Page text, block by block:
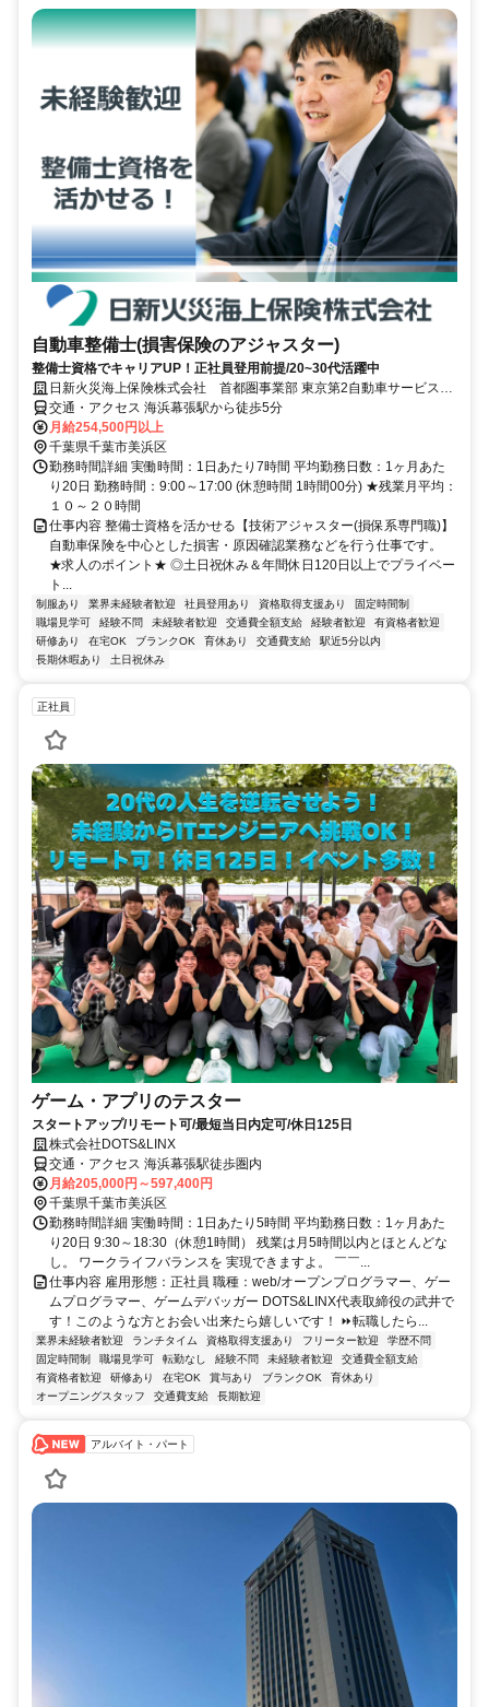
自動車整備士(損害保険のアジャスター)
整備士資格でキャリアUP！正社員登用前提/20~30代活躍中
日新火災海上保険株式会社 首都圏事業部 東京第2自動車サービスグ
ループ 千葉サービスセンター
交通・アクセス 海浜幕張駅から徒歩5分
月給254,500円以上
千葉県千葉市美浜区
勤務時間詳細 実働時間：1日あたり7時間 平均勤務日数：1ヶ月あた
り20日 勤務時間：9:00～17:00 (休憩時間 1時間00分) ★残業月平均：
１０～２０時間
仕事内容 整備士資格を活かせる【技術アジャスター(損保系専門職)】
自動車保険を中心とした損害・原因確認業務などを行う仕事です。
★求人のポイント★ ◎土日祝休み＆年間休日120日以上でプライベー
ト...
制服あり 業界未経験者歓迎 社員登用あり 資格取得支援あり
固定時間制
職場見学可
経験不問 未経験者歓迎 交通費全額支給 経験者歓迎
有資格者歓迎
研修あり
在宅OK ブランクOK 育休あり 交通費支給
駅近5分以内
長期休暇あり
土日祝休み
正社員
ゲーム・アプリのテスター
スタートアップ/リモート可/最短当日内定可/休日125日
株式会社DOTS&LINX
交通・アクセス 海浜幕張駅徒歩圏内
月給205,000円～597,400円
千葉県千葉市美浜区
勤務時間詳細 実働時間：1日あたり5時間 平均勤務日数：1ヶ月あた
り20日 9:30～18:30（休憩1時間） 残業は月5時間以内とほとんどな
し。 ワークライフバランスを 実現できますよ。 ￣￣...
仕事内容 雇用形態：正社員 職種：web/オープンプログラマー、ゲー
ムプログラマー、ゲームデバッガー DOTS&LINX代表取締役の武井で
す！このような方とお会い出来たら嬉しいです！ ⏩転職したら...
業界未経験者歓迎 ランチタイム 資格取得支援あり フリーター歓迎
学歴不問
固定時間制
職場見学可 転勤なし 経験不問 未経験者歓迎
交通費全額支給
有資格者歓迎
研修あり 在宅OK 賞与あり ブランクOK
育休あり
オープニングスタッフ
交通費支給 長期歓迎
アルバイト・パート